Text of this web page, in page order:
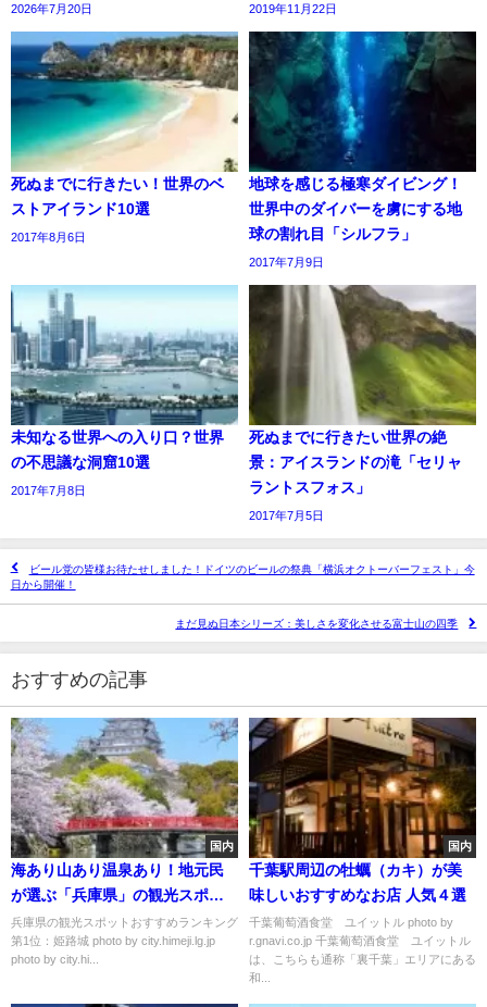
2026年7月20日 2019年11月22日
死ぬまでに行きたい！世界のベ
ストアイランド10選
2017年8月6日
地球を感じる極寒ダイビング！
世界中のダイバーを虜にする地
球の割れ目「シルフラ」
2017年7月9日
未知なる世界への入り口？世界
の不思議な洞窟10選
2017年7月8日
死ぬまでに行きたい世界の絶
景：アイスランドの滝「セリャ
ラントスフォス」
2017年7月5日
ビール党の皆様お待たせしました！ドイツのビールの祭典「横浜オクトーバーフェスト」今
日から開催！
まだ見ぬ日本シリーズ：美しさを変化させる富士山の四季
おすすめの記事
国内
海あり山あり温泉あり！地元民
が選ぶ「兵庫県」の観光スポッ
トおすすめランキング
兵庫県の観光スポットおすすめランキング
第1位：姫路城 photo by city.himeji.lg.jp
photo by city.hi...
国内
千葉駅周辺の牡蠣（カキ）が美
味しいおすすめなお店 人気４選
千葉葡萄酒食堂 ユイットル photo by
r.gnavi.co.jp 千葉葡萄酒食堂 ユイットル
は、こちらも通称「裏千葉」エリアにある
和...